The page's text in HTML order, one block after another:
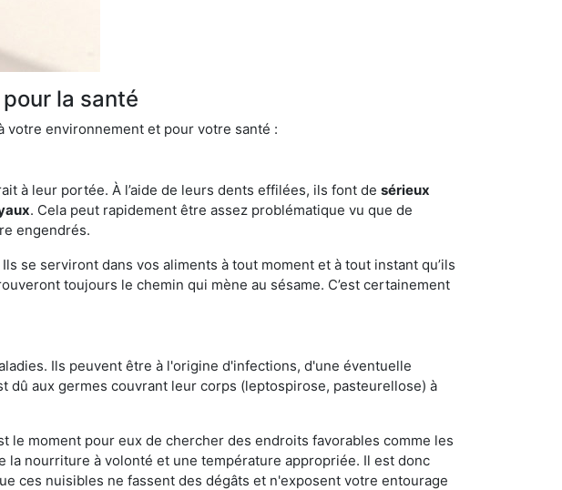
la santé
votre environnement et pour votre santé :
à leur portée. À l’aide de leurs dents effilées, ils font de sérieux
. Cela peut rapidement être assez problématique vu que de
engendrés.
se serviront dans vos aliments à tout moment et à tout instant qu’ils
toujours le chemin qui mène au sésame. C’est certainement
Ils peuvent être à l'origine d'infections, d'une éventuelle
dû aux germes couvrant leur corps (leptospirose, pasteurellose) à
le moment pour eux de chercher des endroits favorables comme les
la nourriture à volonté et une température appropriée. Il est donc
ces nuisibles ne fassent des dégâts et n'exposent votre entourage